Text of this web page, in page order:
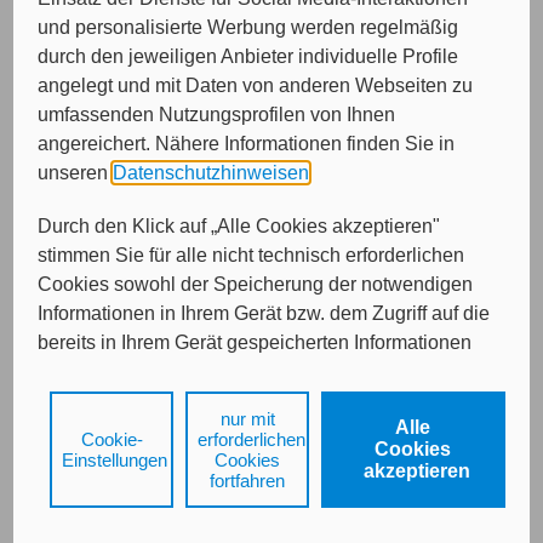
und personalisierte Werbung werden regelmäßig
durch den jeweiligen Anbieter individuelle Profile
angelegt und mit Daten von anderen Webseiten zu
umfassenden Nutzungsprofilen von Ihnen
angereichert. Nähere Informationen finden Sie in
unseren Datenschutzhinweisen
Durch den Klick auf „Alle Cookies akzeptieren"
stimmen Sie für alle nicht technisch erforderlichen
Cookies sowohl der Speicherung der notwendigen
Informationen in Ihrem Gerät bzw. dem Zugriff auf die
bereits in Ihrem Gerät gespeicherten Informationen
Ihrer Daten zu den angegebenen Zwecken in unseren
Datenschutzhinweisengemäß Art. 6 Abs. 1 lit. a
DSGVO zu.
Durch den Klick auf "nur mit erforderlichen Cookies
Alle
Cookies
akzeptieren
nur mit
erforderlichen
Cookies
fortfahren
Cookie-
Einstellungen
Von wem möchten Sie beraten werden?
Bitte treffen Sie eine Auswahl...